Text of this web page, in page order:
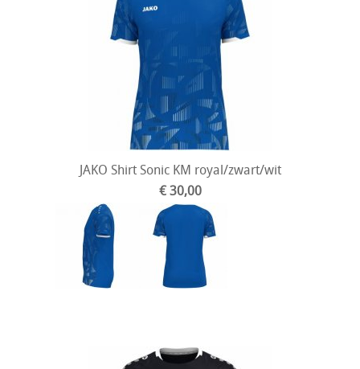
JAKO Shirt Sonic KM royal/zwart/wit
€ 30,00